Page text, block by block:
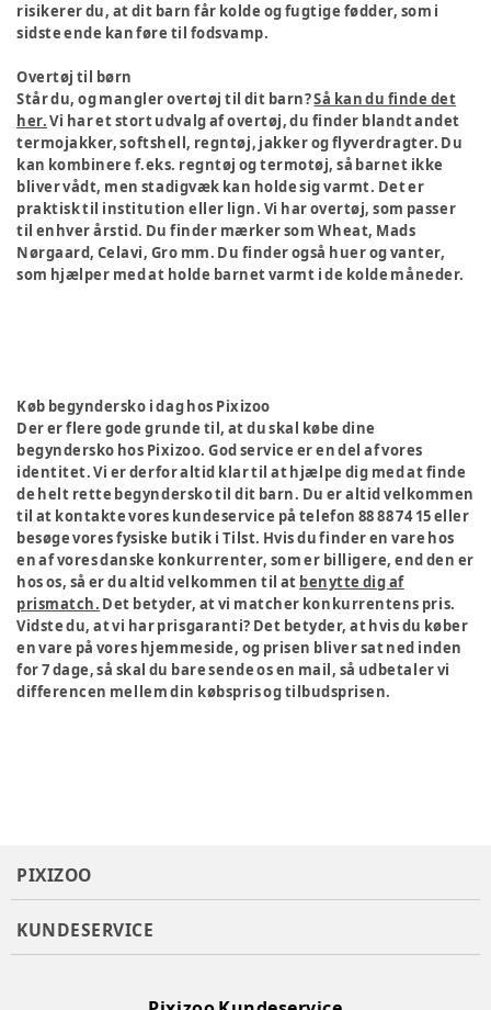
risikerer du, at dit barn får kolde og fugtige fødder, som i
sidste ende kan føre til fodsvamp.
Overtøj til børn
Står du, og mangler overtøj til dit barn?Så kan du finde det
her.Vi har et stort udvalg af overtøj, du finder blandt andet
termojakker, softshell, regntøj, jakker og flyverdragter. Du
kan kombinere f.eks. regntøj og termotøj, så barnet ikke
bliver vådt, men stadigvæk kan holde sig varmt. Det er
praktisk til institution eller lign. Vi har overtøj, som passer
til enhver årstid. Du finder mærker som Wheat, Mads
Nørgaard, Celavi, Gro mm. Du finder også huer og vanter,
som hjælper med at holde barnet varmt i de kolde måneder.
Køb begyndersko i dag hos Pixizoo
Der er flere gode grunde til, at du skal købe dine
begyndersko hos Pixizoo. God service er en del af vores
identitet. Vi er derfor altid klar til at hjælpe dig med at finde
de helt rette begyndersko til dit barn. Du er altid velkommen
til at kontakte vores kundeservice på telefon 88 88 74 15 eller
besøge vores fysiske butik i Tilst. Hvis du finder en vare hos
en af vores danske konkurrenter, som er billigere, end den er
hos os, så er du altid velkommen til at benytte dig af
prismatch. Det betyder, at vi matcher konkurrentens pris.
Vidste du, at vi har prisgaranti? Det betyder, at hvis du køber
en vare på vores hjemmeside, og prisen bliver sat ned inden
for 7 dage, så skal du bare sende os en mail, så udbetaler vi
differencen mellem din købspris og tilbudsprisen.
PIXIZOO
KUNDESERVICE